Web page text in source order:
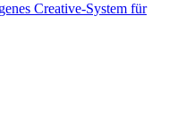
Creative-System für